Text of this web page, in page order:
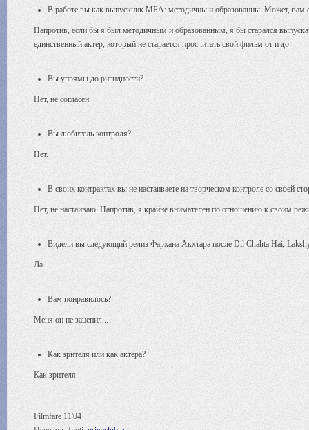
В работе вы как выпускник МБА: методичны и образованны. Может, вам
Напротив, если бы я был методичным и образованным, я бы старался
единственный актер, который не старается просчитать свой фильм от и до.
Вы упрямы до ригидности?
Нет, не согласен.
Вы любитель контроля?
Нет.
В своих контрактах вы не настаиваете на творческом контроле со своей
Нет, не настаиваю. Напротив, я крайне внимателен по отношению к своим
Видели вы следующий релиз Фархана Акхтара после Dil Chahta Hai,
Да.
Вам понравилось?
Меня он не зацепил...
Как зрителя или как актера?
Как зрителя.
Filmfare 11'04